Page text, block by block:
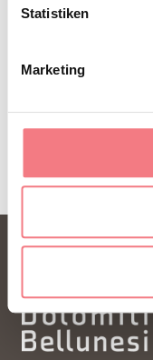
Statistiken
Marketing